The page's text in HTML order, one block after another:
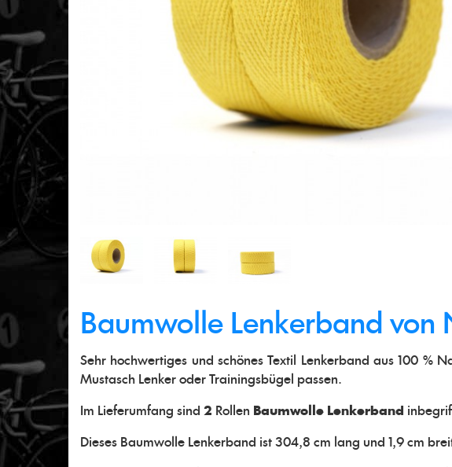
Baumwolle Lenkerband
Sehr hochwertiges und schönes Textil Lenkerband aus 100 %
Mustasch Lenker oder Trainingsbügel passen.
Im Lieferumfang sind 2 Rollen Baumwolle Lenkerband
Dieses Baumwolle Lenkerband ist 304,8 cm lang und 1,9 cm